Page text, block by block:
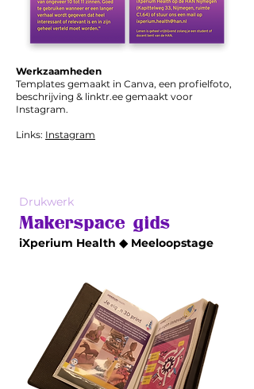
Werkzaamheden
Templates gemaakt in Canva, een profielfoto,
beschrijving & linktr.ee gemaakt voor
Instagram.
Links: Instagram
Drukwerk
Makerspace gids
iXperium Health ◆ Meeloopstage